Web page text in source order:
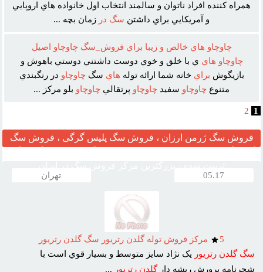
همراه کننده افراد ناتوان و سالمند انتخاب اول خانواده هاي اروپايي
و آمريکايي براي داشتن سگ در زمان بچه ...
چاوچاو هاي خالص و زيبا براي فروش_سگ چاوچاو اصيل
چاوچاو هاي ي با خلق و خوي دوست داشتني دوستي باهوش و
بازيگوش براي خانه شما ارائه توله هاي سگ چاوچاو در رنگبندي
متنوع چاوچاو سفيد چاوچاو پرتقالي چاوچاو بلو مرکز ...
2
فروش سگ ژرمن ارزان ، فروش سگ پلیس گرگی ، فروش سگ
05.17 تهران
5
مرکز فروش توله گلدن رتريور سگ گلدن رتريور
سگ گلدن رتريور يک نژاد سايز متوسط و بسيار قوي است با
شجرنامه پرورش ريشه دارگلدن رتريور ...